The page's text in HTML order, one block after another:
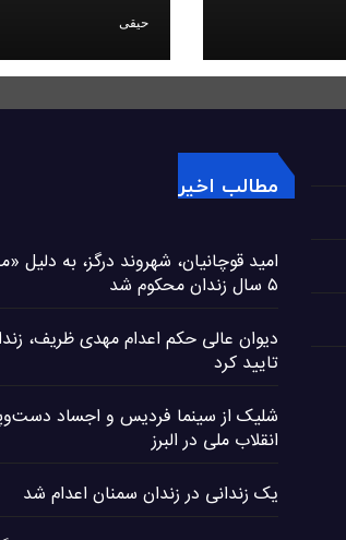
حیقی
مطالب اخیر
امید قوچانیان، شهروند درگز، به
۵ سال زندان محکوم شد
دیوان عالی حکم اعدام مهدی ظریف،
تایید کرد
شلیک از سینما فردیس و اجساد
انقلاب ملی در البرز
یک زندانی در زندان سمنان اعدام شد